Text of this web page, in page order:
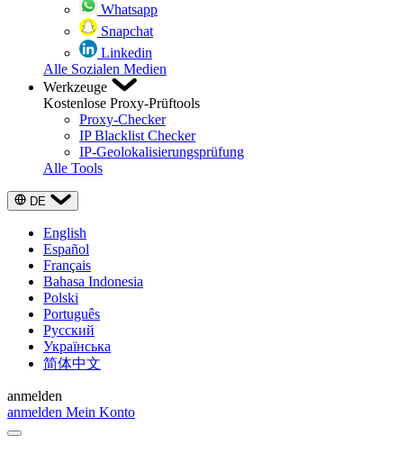
Whatsapp
Snapchat
Linkedin
Alle Sozialen Medien
Werkzeuge
Kostenlose Proxy-Prüftools
Proxy-Checker
IP Blacklist Checker
IP-Geolokalisierungsprüfung
Alle Tools
DE
English
Español
Français
Bahasa Indonesia
Polski
Português
Русский
Українська
简体中文
anmelden
anmelden Mein Konto